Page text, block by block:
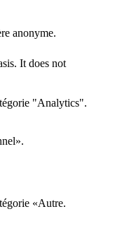
anonyme.
It does not
"Analytics".
«Autre.